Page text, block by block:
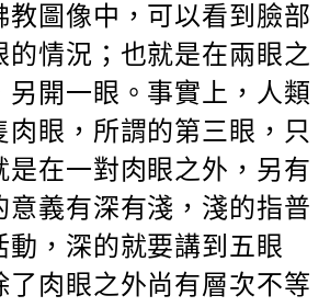
教圖像中，可以看到臉部
的情況；也就是在兩眼之
另開一眼。事實上，人類
肉眼，所謂的第三眼，只
是在一對肉眼之外，另有
意義有深有淺，淺的指普
動，深的就要講到五眼
了肉眼之外尚有層次不等